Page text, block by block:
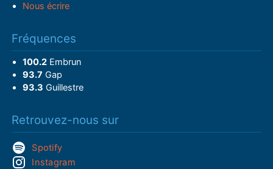
Nous écrire
Fréquences
100.2Embrun
93.7 Gap
93.3 Guillestre
Retrouvez-nous sur
Spotify
Instagram